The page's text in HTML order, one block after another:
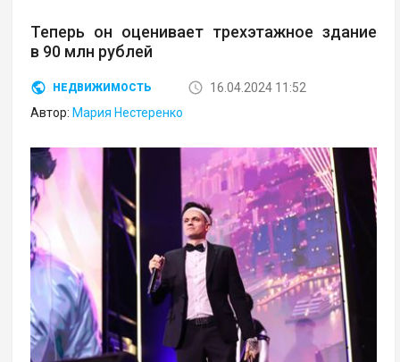
Теперь он оценивает трехэтажное здание
в 90 млн рублей
НЕДВИЖИМОСТЬ
16.04.2024 11:52
Автор: Мария Нестеренко